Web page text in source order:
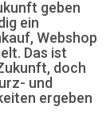
geben
ein
Webshop
Das ist
doch
und
ergeben